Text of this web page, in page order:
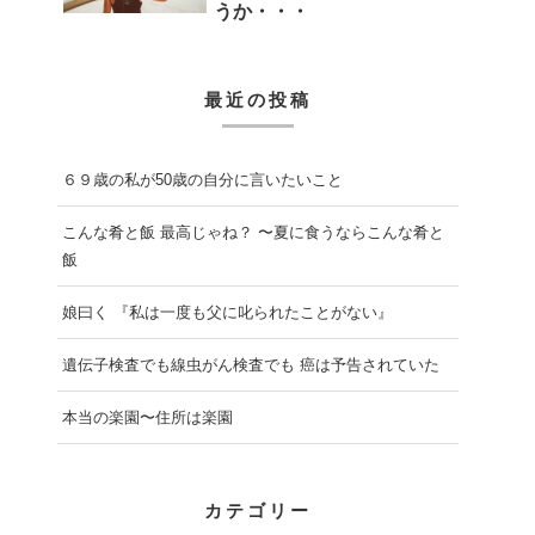
うか・・・
最近の投稿
６９歳の私が50歳の自分に言いたいこと
こんな肴と飯 最高じゃね？ 〜夏に食うならこんな肴と
飯
娘曰く 『私は一度も父に叱られたことがない』
遺伝子検査でも線虫がん検査でも 癌は予告されていた
本当の楽園〜住所は楽園
カテゴリー